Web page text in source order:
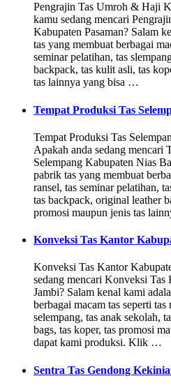
Pengrajin Tas Umroh & Haji
kamu sedang mencari
Kabupaten Pasaman? Salam
tas yang membuat berbagai
seminar pelatihan, tas
backpack, tas kulit asli, tas
tas lainnya yang bisa …
Tempat Produksi Tas
Tempat Produksi Tas
Apakah anda sedang mencari
Selempang Kabupaten Nias
pabrik tas yang membuat
ransel, tas seminar pelatihan,
tas backpack, original leather
promosi maupun jenis tas
Konveksi Tas Kantor
Konveksi Tas Kantor
sedang mencari Konveksi
Jambi? Salam kenal kami
berbagai macam tas seperti tas
selempang, tas anak sekolah,
bags, tas koper, tas promosi
dapat kami produksi. Klik …
Sentra Tas Gendong